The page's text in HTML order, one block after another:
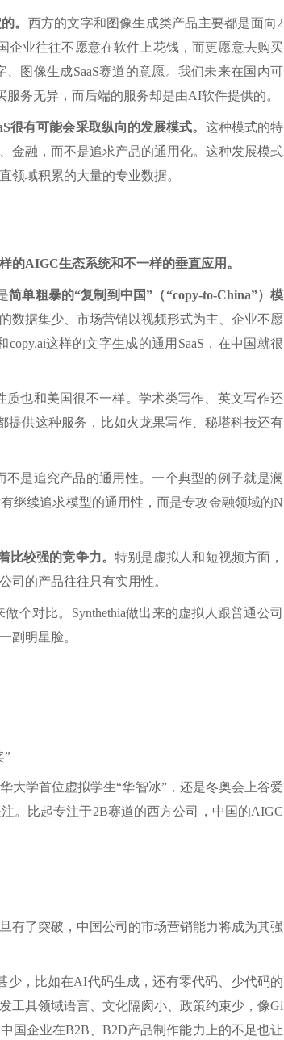
。 西方的文字和图像生成类产品主要都是面向2
企业往往不愿意在软件上花钱，而更愿意去购买
图像生成SaaS赛道的意愿。我们未来在国内可
务无异，而后端的服务却是由AI软件提供的。
很有可能会采取纵向的发展模式。 这种模式的特
金融，而不是追求产品的通用化。这种发展模式
领域积累的大量的专业数据。
的AIGC生态系统和不一样的垂直应用。
简单粗暴的“复制到中国”（“copy-to-China”）模
数据集少、市场营销以视频形式为主、企业不愿
这样的文字生成的通用SaaS，在中国就很
也和美国很不一样。学术类写作、英文写作还
供这种服务，比如火龙果写作、秘塔科技还有
是追究产品的通用性。一个典型的例子就是澜
继续追求模型的通用性，而是专攻金融领域的N
较强的竞争力。 特别是虚拟人和短视频方面，
司的产品往往只有实用性。
个对比。Synthethia做出来的虚拟人跟普通公司
副明星脸。
”
大学首位虚拟学生“华智冰”，还是冬奥会上谷爱
。比起专注于2B赛道的西方公司，中国的AIGC
有了突破，中国公司的市场营销能力将成为其强
，比如在AI代码生成，还有零代码、少代码的
工具领域语言、文化隔阂小、政策约束少，像Gi
国企业在B2B、B2D产品制作能力上的不足也让